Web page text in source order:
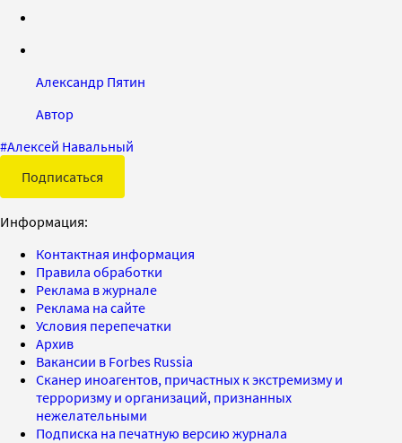
Александр Пятин
Автор
#Алексей Навальный
Подписаться
Информация:
Контактная информация
Правила обработки
Реклама в журнале
Реклама на сайте
Условия перепечатки
Архив
Вакансии в Forbes Russia
Сканер иноагентов, причастных к экстремизму и
терроризму и организаций, признанных
нежелательными
Подписка на печатную версию журнала